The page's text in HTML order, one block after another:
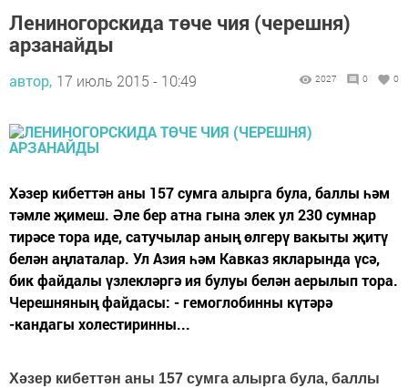
Лениногорскида төче чия (черешня)
арзанайды
автор, 17 июль 2015 - 10:49 2027 0 0
Хәзер кибеттән аны 157 сумга алырга була, баллы һәм
тәмле җимеш. Әле бер атна гына элек ул 230 сумнар
тирәсе тора иде, сатучылар аның өлгерү вакыты җитү
белән аңлаталар. Ул Азия һәм Кавказ якларында үсә,
бик файдалы үзлекләргә ия булуы белән аерылып тора.
Черешняның файдасы: - гемоглобинны күтәрә
-кандагы холестиринны...
Хәзер кибеттән аны 157 сумга алырга була, баллы